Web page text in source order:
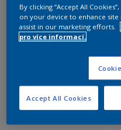
Najít
By clicking “Accept All
on your device to enhance site
assist in our marketing efforts.
pro více informací.
Accept All Cookies